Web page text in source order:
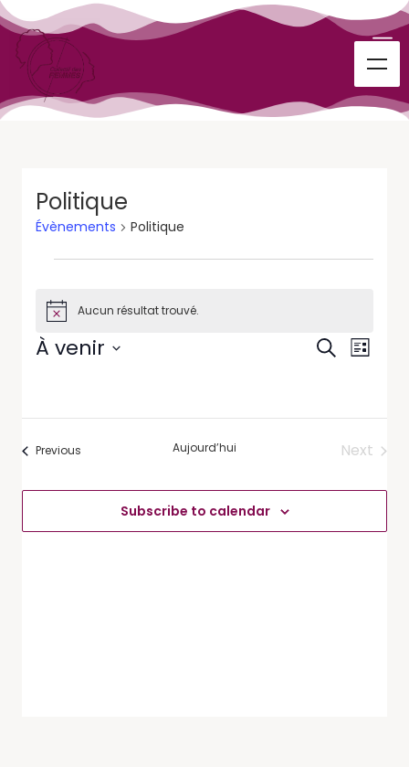
Politique
Évènements Politique
NoticeAucun résultat trouvé.
vues
Recherche
de
Liste
À venir
Previous Aujourd’hui
Next
Subscribe to calendar